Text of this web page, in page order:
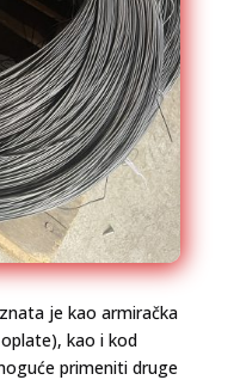
je kao armiračka
kao i kod
primeniti druge